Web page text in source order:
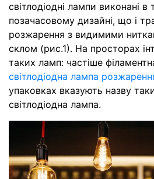
світлодіодні лампи виконані
позачасовому дизайні, що і
розжарення з видимими
склом (рис.1). На просторах
таких ламп: частіше
світлодіодна лампа
упаковках вказують назву
світлодіодна лампа.